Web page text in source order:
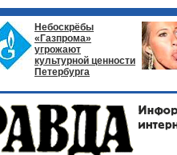
Небоскрёбы
«Газпрома»
угрожают
культурной ценности
Петербурга